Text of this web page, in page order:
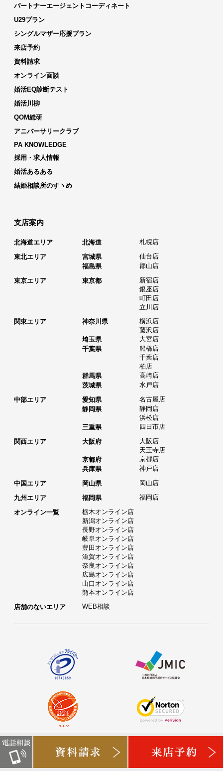
パートナーエージェントコーディネート
U29プラン
シングルマザー応援プラン
来店予約
資料請求
オンライン面談
婚活EQ診断テスト
婚活川柳
QOM総研
アニバーサリークラブ
PA KNOWLEDGE
採用・求人情報
婚活あるある
結婚相談所のすヽめ
支店案内
北海道エリア 北海道
札幌店
東北エリア
宮城県
仙台店
福島県
郡山店
東京エリア
東京都
新宿店
銀座店
町田店
立川店
関東エリア
神奈川県
横浜店
藤沢店
埼玉県
大宮店
千葉県
船橋店
千葉店
柏店
群馬県
高崎店
茨城県
水戸店
中部エリア
愛知県
名古屋店
静岡県
静岡店
浜松店
三重県
四日市店
関西エリア
大阪府
大阪店
天王寺店
京都府
京都店
兵庫県
神戸店
中国エリア
岡山県
岡山店
九州エリア
福岡県
福岡店
オンライン一覧
栃木オンライン店
新潟オンライン店
長野オンライン店
岐阜オンライン店
豊田オンライン店
滋賀オンライン店
奈良オンライン店
広島オンライン店
山口オンライン店
熊本オンライン店
店舗のないエリア
WEB相談
タメニー株式会社は、東京証券取引所グロース市場に上場
しております。（証券コード：6181）